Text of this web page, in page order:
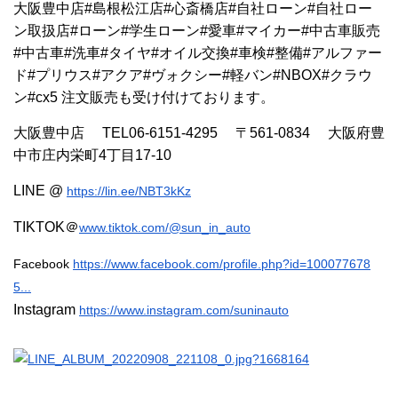
大阪豊中店#島根松江店#心斎橋店#自社ローン#自社ロー
ン取扱店#ローン#学生ローン#愛車#マイカー#中古車販売
#中古車#洗車#タイヤ#オイル交換#車検#整備#アルファー
ド#プリウス#アクア#ヴォクシー#軽バン#NBOX#クラウ
ン#cx5 注文販売も受け付けております。
大阪豊中店 TEL06-6151-4295 〒561-0834 大阪府豊
中市庄内栄町4丁目17-10
LINE @ https://lin.ee/NBT3kKz
TIKTOK＠www.tiktok.com/@sun_in_auto
Facebook https://www.facebook.com/profile.php?id=100077678
5...
Instagram https://www.instagram.com/suninauto